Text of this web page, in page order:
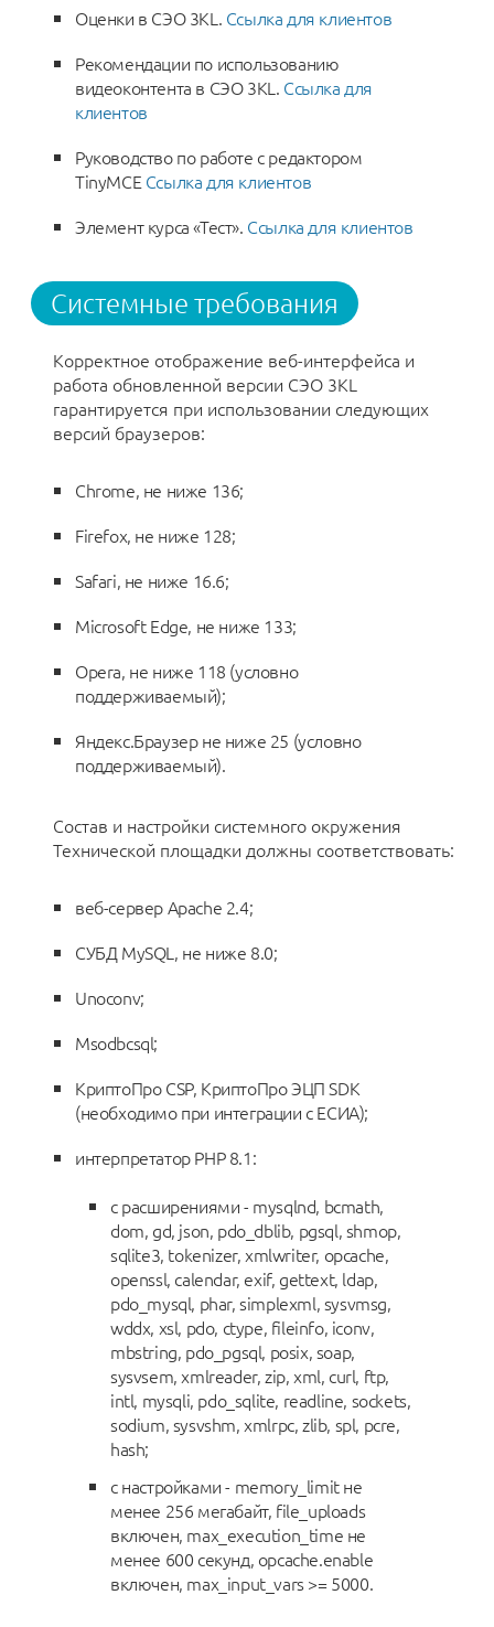
Оценки в СЭО 3KL. Ссылка для клиентов
Рекомендации по использованию
видеоконтента в СЭО 3КL. Ссылка для
клиентов
Руководство по работе с редактором
TinyMCE Ссылка для клиентов
Элемент курса «Тест». Ссылка для клиентов
Системные требования
Корректное отображение веб-интерфейса и
работа обновленной версии СЭО 3КL
гарантируется при использовании следующих
версий браузеров:
Chrome, не ниже 136;
Firefox, не ниже 128;
Safari, не ниже 16.6;
Microsoft Edge, не ниже 133;
Opera, не ниже 118 (условно
поддерживаемый);
Яндекс.Браузер не ниже 25 (условно
поддерживаемый).
Состав и настройки системного окружения
Технической площадки должны соответствовать:
веб-сервер Apache 2.4;
СУБД MySQL, не ниже 8.0;
Unoconv;
Msodbcsql;
КриптоПро CSP, КриптоПро ЭЦП SDK
(необходимо при интеграции с ЕСИА);
интерпретатор PHP 8.1:
с расширениями - mysqlnd, bcmath,
dom, gd, json, pdo_dblib, pgsql, shmop,
sqlite3, tokenizer, xmlwriter, opcache,
openssl, calendar, exif, gettext, ldap,
pdo_mysql, phar, simplexml, sysvmsg,
wddx, xsl, pdo, ctype, fileinfo, iconv,
mbstring, pdo_pgsql, posix, soap,
sysvsem, xmlreader, zip, xml, curl, ftp,
intl, mysqli, pdo_sqlite, readline, sockets,
sodium, sysvshm, xmlrpc, zlib, spl, pcre,
hash;
с настройками - memory_limit не
менее 256 мегабайт, file_uploads
включен, max_execution_time не
менее 600 секунд, opcache.enable
включен, max_input_vars >= 5000.